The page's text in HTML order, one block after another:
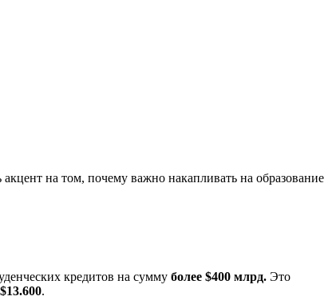
на том, почему важно накапливать на образование
кредитов на сумму более $400 млрд. Это
.